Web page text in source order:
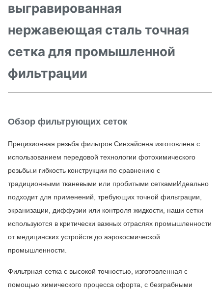
выгравированная
нержавеющая сталь точная
сетка для промышленной
фильтрации
Обзор фильтрующих сеток
Прецизионная резьба фильтров Синхайсена изготовлена с
использованием передовой технологии фотохимического
резьбы.и гибкость конструкции по сравнению с
традиционными тканевыми или пробитыми сеткамиИдеально
подходит для применений, требующих точной фильтрации,
экранизации, диффузии или контроля жидкости, наши сетки
используются в критически важных отраслях промышленности
от медицинских устройств до аэрокосмической
промышленности.
Фильтрная сетка с высокой точностью, изготовленная с
помощью химического процесса офорта, с безграбными